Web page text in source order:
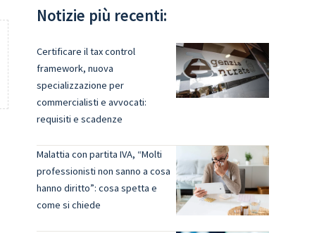
Notizie più recenti:
Certificare il tax control
framework, nuova
specializzazione per
commercialisti e avvocati:
requisiti e scadenze
Malattia con partita IVA, “Molti
professionisti non sanno a cosa
hanno diritto”: cosa spetta e
come si chiede